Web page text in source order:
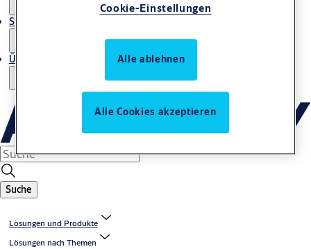
Stories
Über uns
Suche
Lösungen und Produkte
Lösungen nach Themen
Cookie-Einstellungen
Alle ablehnen
Alle Cookies akzeptieren